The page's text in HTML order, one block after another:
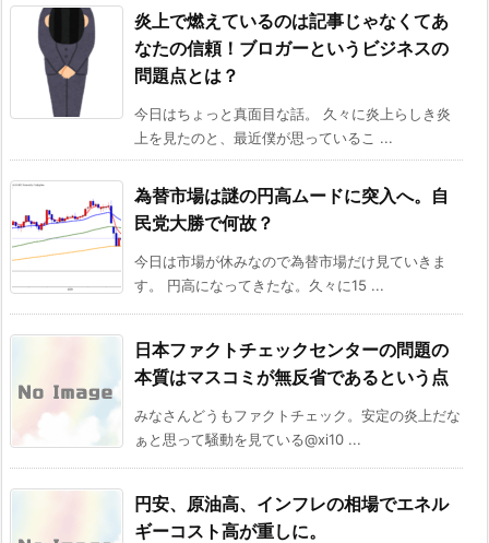
炎上で燃えているのは記事じゃなくてあ
なたの信頼！ブロガーというビジネスの
問題点とは？
今日はちょっと真面目な話。 久々に炎上らしき炎
上を見たのと、最近僕が思っているこ ...
為替市場は謎の円高ムードに突入へ。自
民党大勝で何故？
今日は市場が休みなので為替市場だけ見ていきま
す。 円高になってきたな。久々に15 ...
日本ファクトチェックセンターの問題の
本質はマスコミが無反省であるという点
みなさんどうもファクトチェック。安定の炎上だな
ぁと思って騒動を見ている@xi10 ...
円安、原油高、インフレの相場でエネル
ギーコスト高が重しに。